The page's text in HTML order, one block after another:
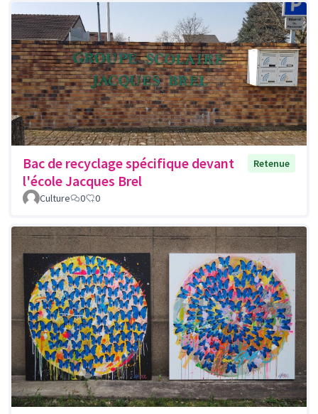
Bac de recyclage spécifique devant
l'école Jacques Brel
Retenue
Culture 0 0